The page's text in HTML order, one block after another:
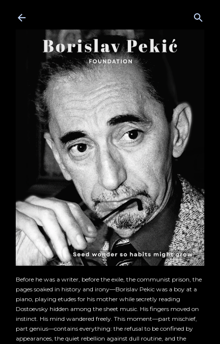
Before he was a writer, before the exile, the communist prison, the
pages soaked in history and irony—Borislav Pekic was a boy at a
piano, playing etudes for his mother while secretly reading
Dostoevsky hidden among the sheet music. His fingers moved on
instinct. His mind wandered freely. This moment—part mischief,
part genius—contains everything: the refusal to be confined by
appearances, the quiet rebellion against dull routine, and the